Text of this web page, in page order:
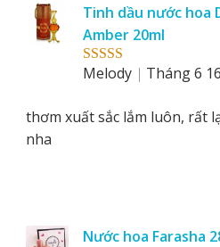
Rated5out
Tinh dầu nước hoa
Amber 20ml
Melody
Tháng 6
thơm xuất sắc lắm luôn, rất
nha
Nước hoa Farasha